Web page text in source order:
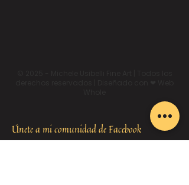
Únete a mi comunidad de Facebook